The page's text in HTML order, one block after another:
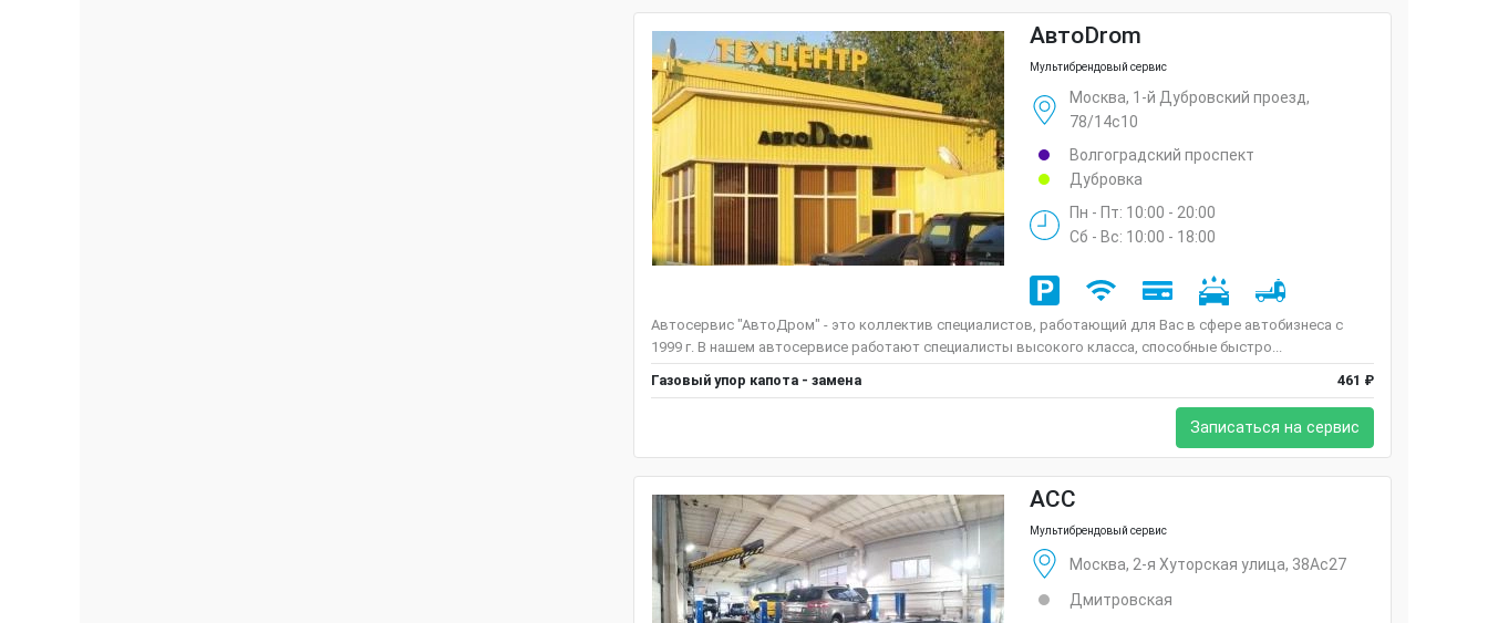
АвтоDrom
Мультибрендовый сервис
Москва, 1-й Дубровский проезд,
78/14с10
Волгоградский проспект
Дубровка
Пн - Пт: 10:00 - 20:00
Сб - Вс: 10:00 - 18:00
Автосервис "АвтоДром" - это коллектив специалистов, работающий для Вас в сфере автобизнеса с
1999 г. В нашем автосервисе работают специалисты высокого класса, способные быстро...
Газовый упор капота - замена
461 ₽
Записаться на сервис
ACC
Мультибрендовый сервис
Москва, 2-я Хуторская улица, 38Ас27
Дмитровская